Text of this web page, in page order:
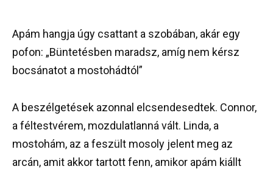
Apám hangja úgy csattant a szobában, akár egy
pofon: „Büntetésben maradsz, amíg nem kérsz
bocsánatot a mostohádtól”
A beszélgetések azonnal elcsendesedtek. Connor,
a féltestvérem, mozdulatlanná vált. Linda, a
mostohám, az a feszült mosoly jelent meg az
arcán, amit akkor tartott fenn, amikor apám kiállt